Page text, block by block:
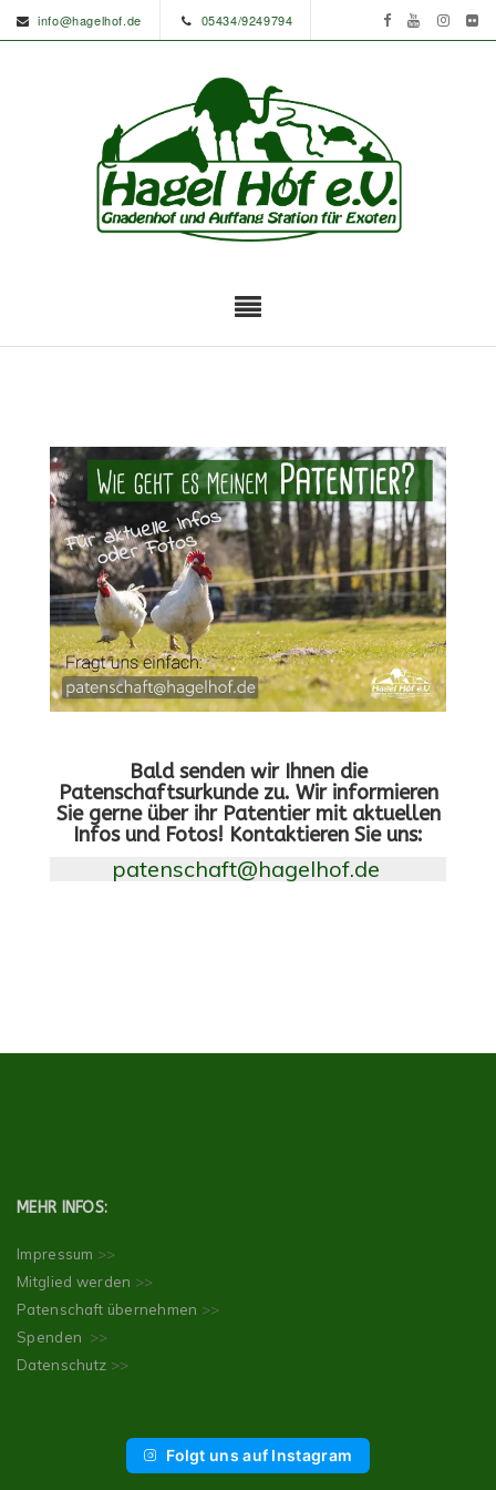
info@hagelhof.de 05434/9249794
Bald senden wir Ihnen die
Patenschaftsurkunde zu. Wir informieren
Sie gerne über ihr Patentier mit aktuellen
Infos und Fotos! Kontaktieren Sie uns:
patenschaft@hagelhof.de
MEHR INFOS:
Impressum >>
Mitglied werden >>
Patenschaft übernehmen >>
Spenden >>
Datenschutz >>
Folgt uns auf Instagram